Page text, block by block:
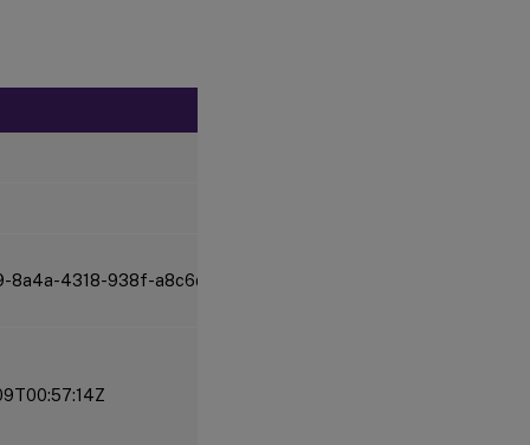
8a4a-4318-938f-a8c6da2aa2ef